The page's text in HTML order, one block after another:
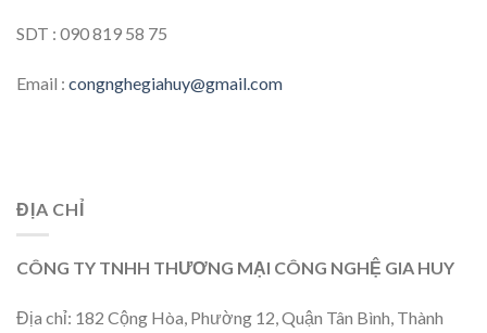
SDT : 090 819 58 75
Email : congnghegiahuy@gmail.com
ĐỊA CHỈ
CÔNG TY TNHH THƯƠNG MẠI CÔNG NGHỆ GIA HUY
Địa chỉ: 182 Cộng Hòa, Phường 12, Quận Tân Bình, Thành